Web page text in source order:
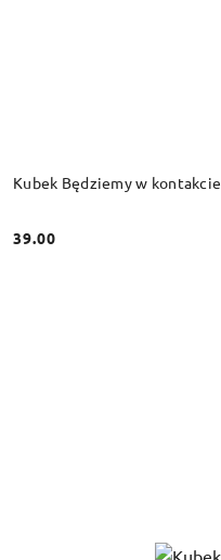
Kubek Będziemy w kontakcie
Cena:
39.00